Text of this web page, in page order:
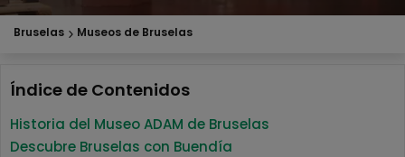
Bruselas Museos de Bruselas
Índice de Contenidos
Historia del Museo ADAM de Bruselas
Descubre Bruselas con Buendía